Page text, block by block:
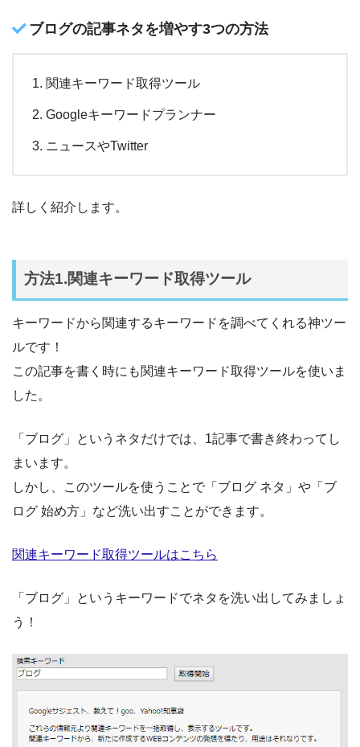
ブログの記事ネタを増やす3つの方法
関連キーワード取得ツール
Googleキーワードプランナー
ニュースやTwitter
詳しく紹介します。
方法1.関連キーワード取得ツール
キーワードから関連するキーワードを調べてくれる神ツー
ルです！
この記事を書く時にも関連キーワード取得ツールを使いま
した。
「ブログ」というネタだけでは、1記事で書き終わってし
まいます。
しかし、このツールを使うことで「ブログ ネタ」や「ブ
ログ 始め方」など洗い出すことができます。
関連キーワード取得ツールはこちら
「ブログ」というキーワードでネタを洗い出してみましょ
う！